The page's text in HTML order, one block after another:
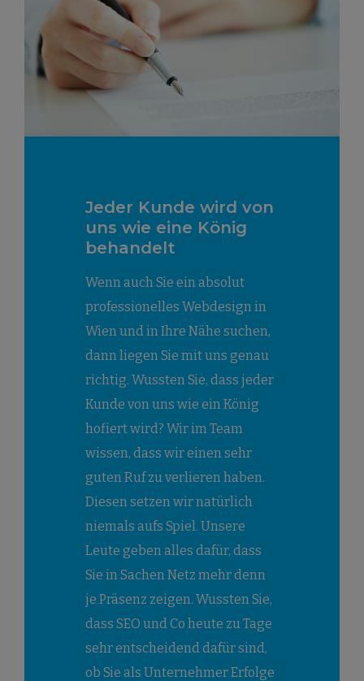
Jeder Kunde wird von
uns wie eine König
behandelt
Wenn auch Sie ein absolut
professionelles Webdesign in
Wien und in Ihre Nähe suchen,
dann liegen Sie mit uns genau
richtig. Wussten Sie, dass jeder
Kunde von uns wie ein König
hofiert wird? Wir im Team
wissen, dass wir einen sehr
guten Ruf zu verlieren haben.
Diesen setzen wir natürlich
niemals aufs Spiel. Unsere
Leute geben alles dafür, dass
Sie in Sachen Netz mehr denn
je Präsenz zeigen. Wussten Sie,
dass SEO und Co heute zu Tage
sehr entscheidend dafür sind,
ob Sie als Unternehmer Erfolge